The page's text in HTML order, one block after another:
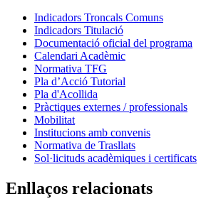
Indicadors Troncals Comuns
Indicadors Titulació
Documentació oficial del programa
Calendari Acadèmic
Normativa TFG
Pla d’Acció Tutorial
Pla d'Acollida
Pràctiques externes / professionals
Mobilitat
Institucions amb convenis
Normativa de Trasllats
Sol·licituds acadèmiques i certificats
Enllaços relacionats